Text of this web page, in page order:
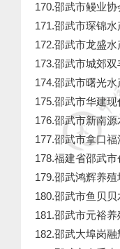
170.邵武市鳗业
171.邵武市琛锦
172.邵武市龙盛
173.邵武市城郊
174.邵武市曙光
175.邵武市华建
176.邵武市新南
177.邵武市拿口
178.福建省邵武
179.邵武鸿辉养
180.邵武市鱼贝
181.邵武市元裕
182.邵武大埠岗